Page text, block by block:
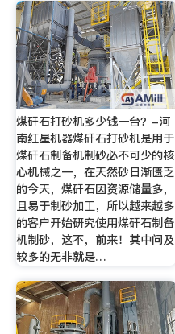
煤矸石打砂机多少钱一台？-河
南红星机器煤矸石打砂机是用于
煤矸石制备机制砂必不可少的核
心机械之一，在天然砂日渐匮乏
的今天，煤矸石因资源储量多，
且易于制砂加工，所以越来越多
的客户开始研究使用煤矸石制备
机制砂，这不，前来！其中问及
较多的无非就是…